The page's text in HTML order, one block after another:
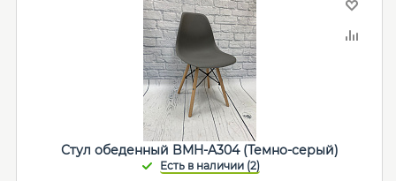
Стул обеденный BMH-A304 (Темно-серый)